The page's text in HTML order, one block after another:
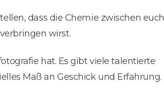
dass die Chemie zwischen euch
wirst.
hat. Es gibt viele talentierte
Maß an Geschick und Erfahrung.